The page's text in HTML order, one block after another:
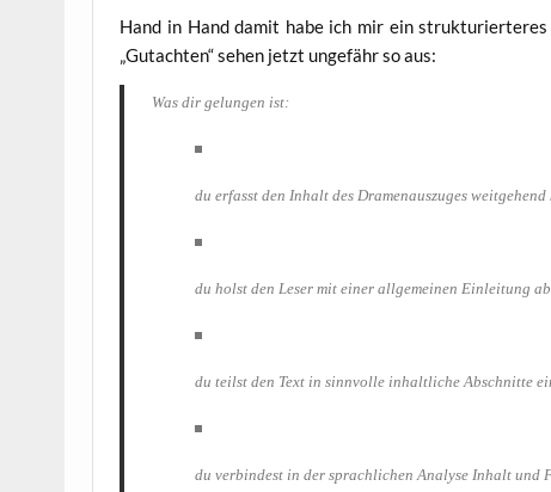
Hand in Hand damit habe ich mir ein
„Gut­ach­ten“ sehen jetzt unge­fähr so aus:
Was dir gelun­gen ist:
du erfasst den Inhalt des Dra­men­aus­zu­ges
du holst den Leser mit einer all­ge­mei­nen Ein­lei­tung
du teilst den Text in sinn­vol­le inhalt­li­che Abschnit­te
du ver­bin­dest in der sprach­li­chen Ana­ly­se Inhalt und